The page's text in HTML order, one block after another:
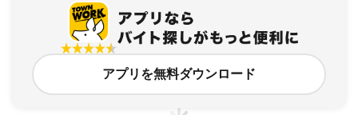
アプリを無料ダウンロード